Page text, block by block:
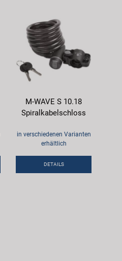
M-WAVE S 10.18
Spiralkabelschloss
in verschiedenen Varianten
erhältlich
DETAILS